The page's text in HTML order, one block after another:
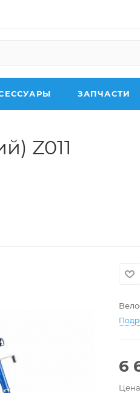
ЗАПЧАСТИ
Z011
6